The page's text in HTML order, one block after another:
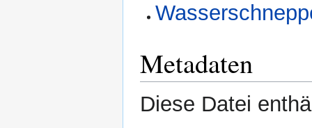
Metadaten
Diese Datei